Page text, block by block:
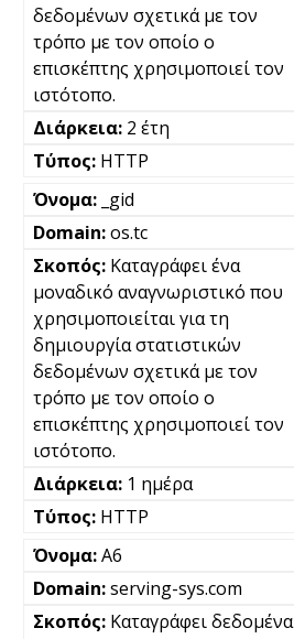
δεδομένων σχετικά με τον
τρόπο με τον οποίο ο
επισκέπτης χρησιμοποιεί τον
ιστότοπο.
2 έτη
HTTP
_gid
os.tc
Καταγράφει ένα
μοναδικό αναγνωριστικό που
χρησιμοποιείται για τη
δημιουργία στατιστικών
δεδομένων σχετικά με τον
τρόπο με τον οποίο ο
επισκέπτης χρησιμοποιεί τον
ιστότοπο.
1 ημέρα
HTTP
A6
serving-sys.com
Καταγράφει δεδομένα